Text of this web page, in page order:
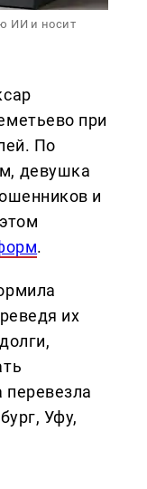
ИИ и носит
при
По
девушка
и
.
их
перевезла
Уфу,